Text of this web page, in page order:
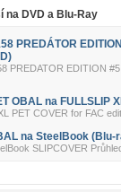
na DVD a Blu-Ray
PREDÁTOR
PREDATOR EDITION
OBAL na FULLSLIP
PET COVER for FAC
na SteelBook (Blu-
SLIPCOVER